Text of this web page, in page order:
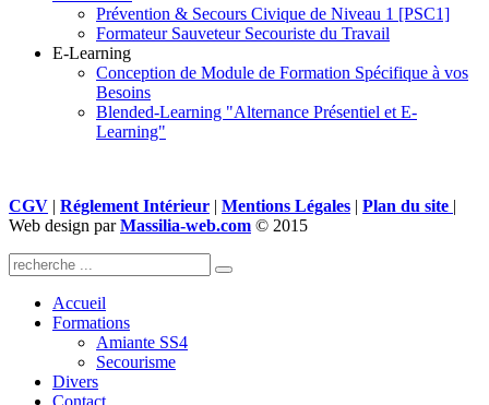
Prévention & Secours Civique de Niveau 1 [PSC1]
Formateur Sauveteur Secouriste du Travail
E-Learning
Conception de Module de Formation Spécifique à vos
Besoins
Blended-Learning "Alternance Présentiel et E-
Learning"
CGV | Réglement Intérieur | Mentions Légales | Plan du site |
Web design parMassilia-web.com © 2015
Accueil
Formations
Amiante SS4
Secourisme
Divers
Contact